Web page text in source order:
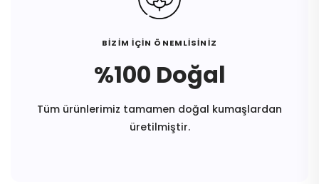
BİZİM İÇİN ÖNEMLİSİNİZ
%100 Doğal
Tüm ürünlerimiz tamamen doğal kumaşlardan
üretilmiştir.